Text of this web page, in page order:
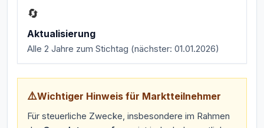
🔄
Aktualisierung
Alle 2 Jahre zum Stichtag (nächster: 01.01.2026)
⚠️Wichtiger Hinweis für Marktteilnehmer
Für steuerliche Zwecke, insbesondere im Rahmen